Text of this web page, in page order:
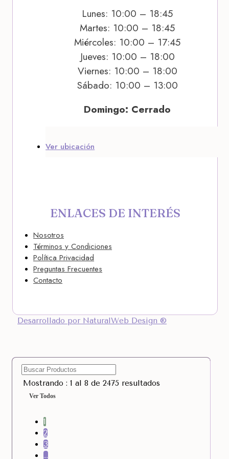
Lunes: 10:00 – 18:45
Martes: 10:00 – 18:45
Miércoles: 10:00 – 17:45
Jueves: 10:00 – 18:00
Viernes: 10:00 – 18:00
Sábado: 10:00 – 13:00
Domingo: Cerrado
Ver ubicación
ENLACES DE INTERÉS
Nosotros
Términos y Condiciones
Política Privacidad
Preguntas Frecuentes
Contacto
Desarrollado por NaturalWeb Design ®
Mostrando : 1 al 8 de 2475 resultados
Ver Todos
1
2
3
…